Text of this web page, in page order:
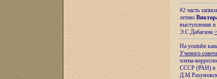
#2 часть
летию
выступления
Э.С.Дабагяна
На youtube
Ученого
члена-
СССР (РАН) в